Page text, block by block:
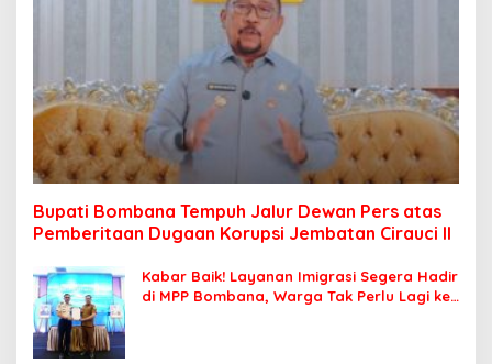
Bupati Bombana Tempuh Jalur Dewan Pers atas
Pemberitaan Dugaan Korupsi Jembatan Cirauci II
Kabar Baik! Layanan Imigrasi Segera Hadir
di MPP Bombana, Warga Tak Perlu Lagi ke